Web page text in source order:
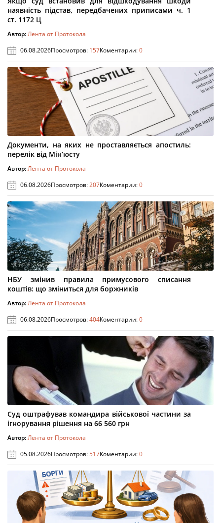
наявність підстав, передбачених приписами ч. 1
ст. 1172 Ц
Автор:Лента от Протокола
06.08.2026Просмотров: 157Коментарии:0
Документи, на яких не проставляється апостиль:
перелік від Мін’юсту
Автор:Лента от Протокола
06.08.2026Просмотров:207Коментарии:0
НБУ змінив правила примусового списання
коштів: що зміниться для боржників
Автор:Лента от Протокола
06.08.2026Просмотров:404Коментарии:0
Суд оштрафував командира військової частини за
ігнорування рішення на 66 560 грн
Автор:Лента от Протокола
05.08.2026Просмотров:517Коментарии:0